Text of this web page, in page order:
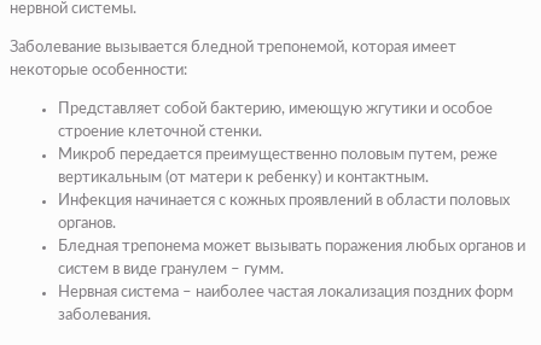
нервной системы.
Заболевание вызывается бледной трепонемой, которая имеет
некоторые особенности:
Представляет собой бактерию, имеющую жгутики и особое
строение клеточной стенки.
Микроб передается преимущественно половым путем, реже
вертикальным (от матери к ребенку) и контактным.
Инфекция начинается с кожных проявлений в области половых
органов.
Бледная трепонема может вызывать поражения любых органов и
систем в виде гранулем – гумм.
Нервная система – наиболее частая локализация поздних форм
заболевания.